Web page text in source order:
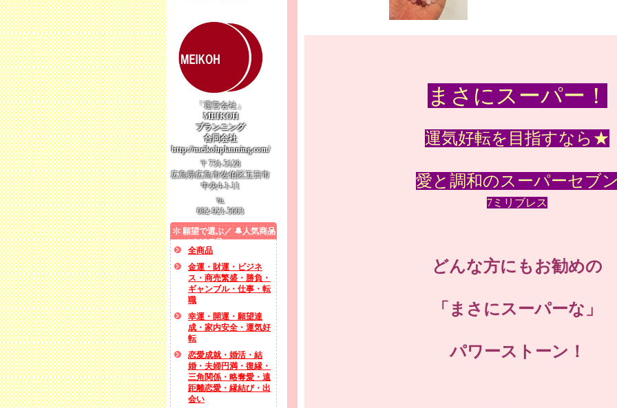
「運営会社」
MEIKOH
プランニング
合同会社
http://meikohplanning.com/
〒731-5128
広島県広島市佐伯区五日市
中央4-1-11
℡
082-921-5603
願望で選ぶ／ 🔔人気商品
／ SALE品
全商品
金運・財運・ビジネ
ス・商売繁盛・勝負・
ギャンブル・仕事・転
職
幸運・開運・願望達
成・家内安全・運気好
転
恋愛成就・婚活・結
婚・夫婦円満・復縁・
三角関係・略奪愛・遠
距離恋愛・縁結び・出
会い
まさにスーパー！
運気好転を目指すなら★
愛と調和のスーパーセブ
7ミリブレス
どんな方にもお勧めの
「まさにスーパーな」
パワーストーン！